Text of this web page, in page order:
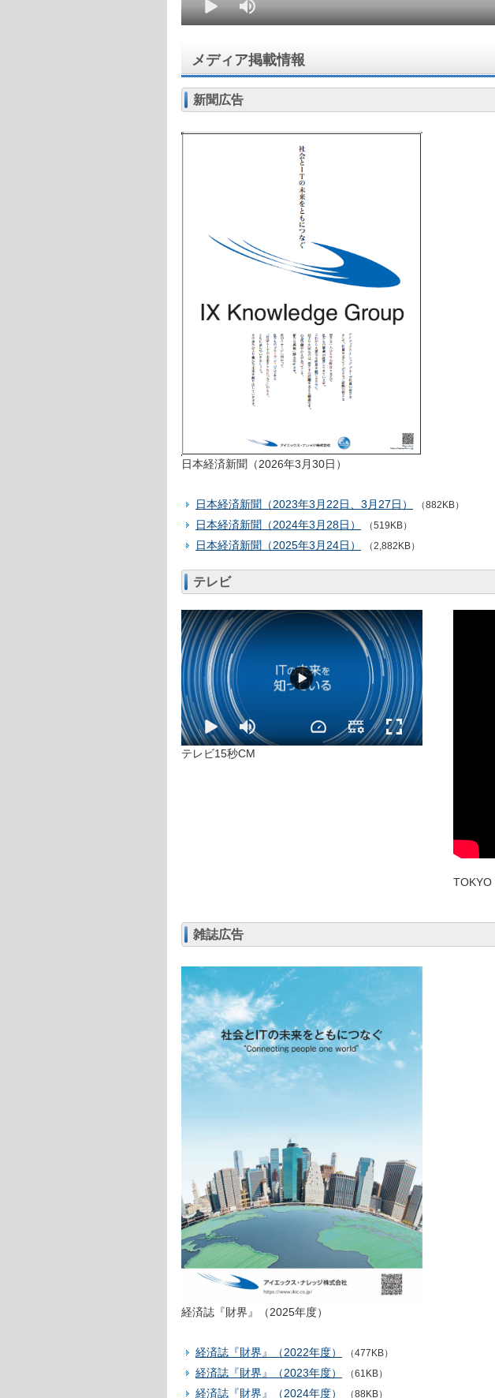
メディア掲載情報
新聞広告
日本経済新聞（2026年3月30日）
日本経済新聞（2023年3月22日、3月27日） （882KB）
日本経済新聞（2024年3月28日） （519KB）
日本経済新聞（2025年3月24日） （2,882KB）
テレビ
テレビ15秒CM
TOKYO
雑誌広告
経済誌『財界』（2025年度）
経済誌『財界』（2022年度） （477KB）
経済誌『財界』（2023年度） （61KB）
経済誌『財界』（2024年度） （88KB）